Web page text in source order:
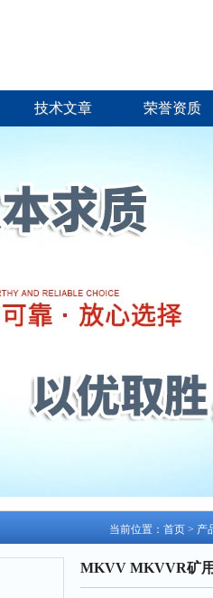
技术文章 荣誉资质
当前位置： 首页 > 产
MKVV MKVVR矿